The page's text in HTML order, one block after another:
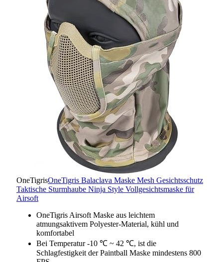
OneTigrisOneTigris Balaclava Maske Mesh Gesichtsschutz
Taktische Sturmhaube Ninja Style Vollgesichtsmaske für
Airsoft
OneTigris Airsoft Maske aus leichtem
atmungsaktivem Polyester-Material, kühl und
komfortabel
Bei Temperatur -10 ℃ ~ 42 ℃, ist die
Schlagfestigkeit der Paintball Maske mindestens 800